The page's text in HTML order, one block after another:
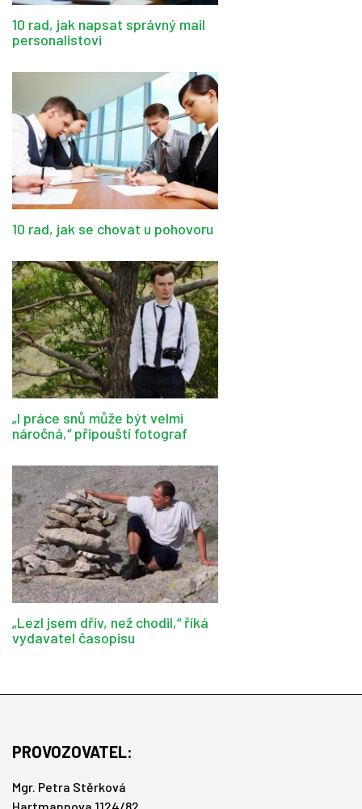
10 rad, jak napsat správný mail
personalistovi
10 rad, jak se chovat u pohovoru
„I práce snů může být velmi
náročná,“ připouští fotograf
„Lezl jsem dřív, než chodil,“ říká
vydavatel časopisu
PROVOZOVATEL:
Mgr. Petra Stěrková